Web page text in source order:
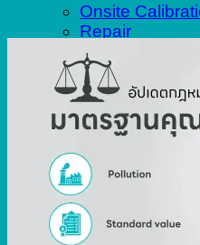
Onsite
Repair
Contact